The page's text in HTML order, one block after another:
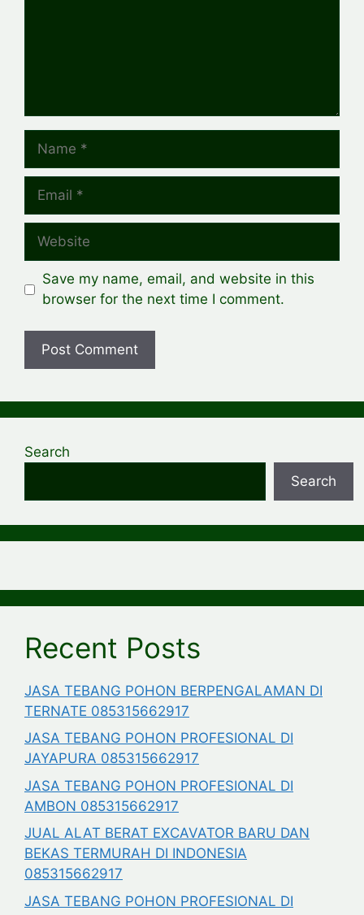
Name
Email
Website
Save my name, email, and website in this
browser for the next time I comment.
Search
Search
Recent Posts
JASA TEBANG POHON BERPENGALAMAN DI
TERNATE 085315662917
JASA TEBANG POHON PROFESIONAL DI
JAYAPURA 085315662917
JASA TEBANG POHON PROFESIONAL DI
AMBON 085315662917
JUAL ALAT BERAT EXCAVATOR BARU DAN
BEKAS TERMURAH DI INDONESIA
085315662917
JASA TEBANG POHON PROFESIONAL DI